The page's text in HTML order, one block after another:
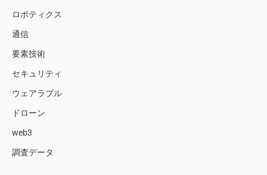
ロボティクス
通信
要素技術
セキュリティ
ウェアラブル
ドローン
web3
調査データ